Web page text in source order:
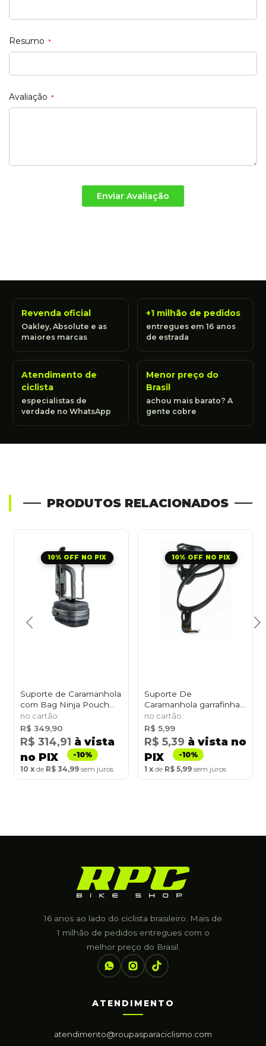
Resumo
Avaliação
Enviar Avaliação
Revenda oficial
Oakley, Absolute e as
maiores marcas
+1 milhão de pedidos
entregues em 16 anos
de estrada
Atendimento de
ciclista
especialistas de
verdade no WhatsApp
Menor preço do
Brasil
achou mais barato? A
gente cobre
PRODUTOS RELACIONADOS
10% OFF NO PIX
Suporte de Caramanhola
com Bag Ninja Pouch
Topeak Mountain-TNJ-
PPM
R$ 349,90
10 de R$ 34,99 sem juros
R$ 314,91 à vista
no PIX
10% OFF NO PIX
Suporte De
Caramanhola garrafinha
Bike Nylon preto
R$ 5,99
1 de R$ 5,99 sem juros
R$ 5,39 à vista no
PIX
16 anos ao lado do ciclista brasileiro. Mais de
1 milhão de pedidos entregues com o
melhor preço do Brasil.
ATENDIMENTO
atendimento@roupasparaciclismo.com